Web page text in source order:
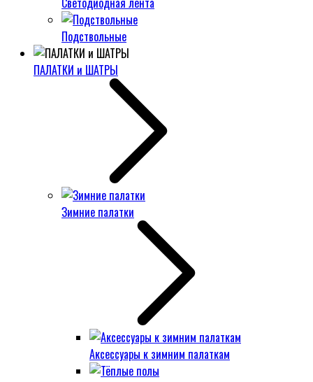
Подствольные
ПАЛАТКИ и ШАТРЫ
Зимние палатки
Аксессуары к зимним палаткам